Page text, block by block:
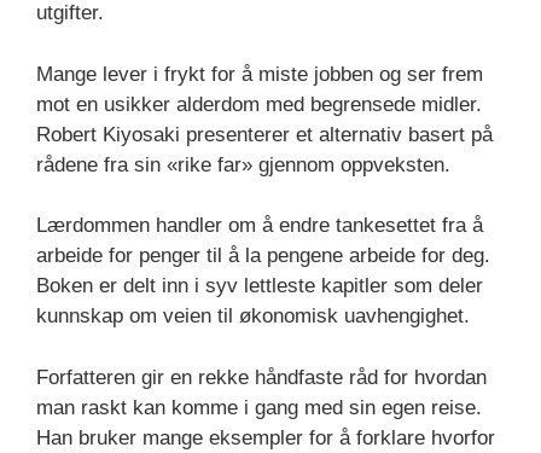
utgifter.
Mange lever i frykt for å miste jobben og ser frem
mot en usikker alderdom med begrensede midler.
Robert Kiyosaki presenterer et alternativ basert på
rådene fra sin «rike far» gjennom oppveksten.
Lærdommen handler om å endre tankesettet fra å
arbeide for penger til å la pengene arbeide for deg.
Boken er delt inn i syv lettleste kapitler som deler
kunnskap om veien til økonomisk uavhengighet.
Forfatteren gir en rekke håndfaste råd for hvordan
man raskt kan komme i gang med sin egen reise.
Han bruker mange eksempler for å forklare hvorfor